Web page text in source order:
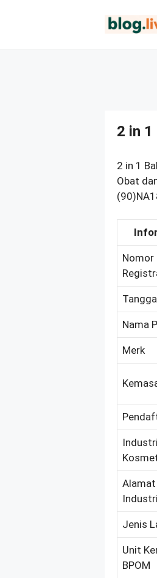
2 in
2 in 1
Obat
Nomor
Nama
Merk
Industri
Alamat
Industri
Jenis
Unit
BPOM